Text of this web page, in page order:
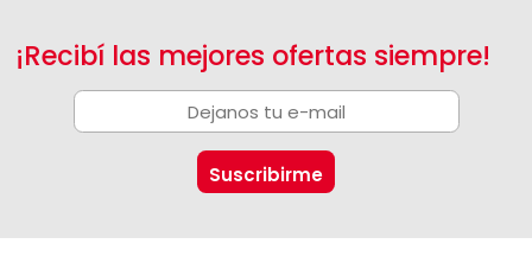
¡Recibí las mejores ofertas siempre!